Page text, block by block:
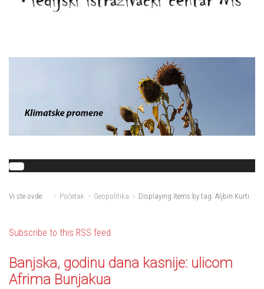
Vi ste ovde: Početak Geopolitika Displaying items by tag: Aljbin Kurti
Subscribe to this RSS feed
Banjska, godinu dana kasnije: ulicom
Afrima Bunjakua